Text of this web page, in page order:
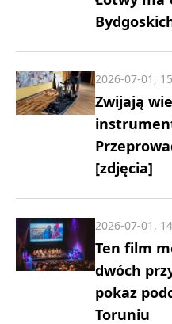
Zwijają
[zdjęcia]
2026-07-01,
Ten film
dwóch
pokaz
Toruniu
2026-07-01,